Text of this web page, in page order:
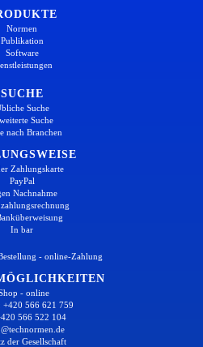
Normen
Publikation
Software
SUCHE
Suche
Suche
nach Branchen
Zahlungskarte
PayPal
Nachnahme
In bar
- online-Zahlung
- online
+420 566 621 759
566 522 104
der Gesellschaft